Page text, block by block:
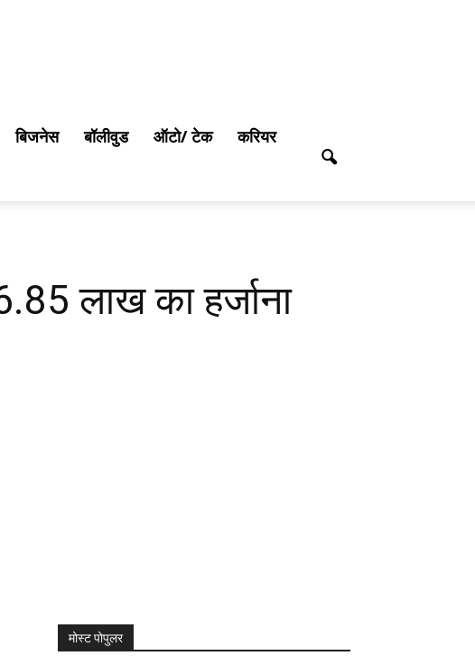
बिजनेस बॉलीवुड ऑटो/ टेक
करियर
लाख का हर्जाना
मोस्ट पोपुलर